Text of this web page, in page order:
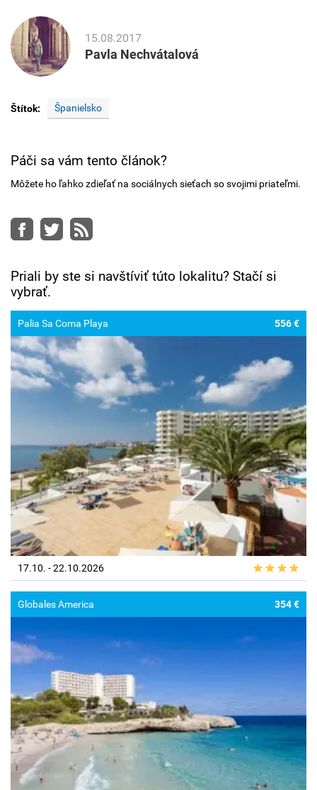
15.08.2017
Pavla Nechvátalová
Štítok: Španielsko
Páči sa vám tento článok?
Môžete ho ľahko zdieľať na sociálnych sieťach so svojimi priateľmi.
Facebook
Twitter
RSS
Priali by ste si navštíviť túto lokalitu? Stačí si
vybrať.
Palia Sa Coma Playa 556 €
17.10. - 22.10.2026
Globales America 354 €